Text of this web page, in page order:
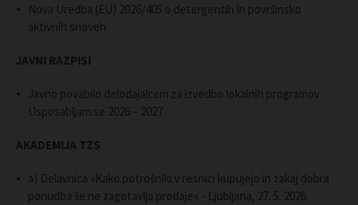
Nova Uredba (EU) 2026/405 o detergentih in površinsko
aktivnih snoveh
JAVNI RAZPISI
Javno povabilo delodajalcem za izvedbo lokalnih programov
Usposabljam.se 2026 – 2027
AKADEMIJA TZS
a) Delavnica »Kako potrošniki v resnici kupujejo in zakaj dobra
ponudba še ne zagotavlja prodaje« - Ljubljana, 27. 5. 2026